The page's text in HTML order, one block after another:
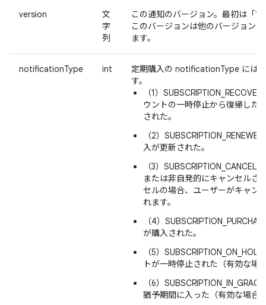
version
文
字
列
この通知のバージョン。最初は「
このバージョンは他のバージョン
ます。
notificationType int
定期購入の notificationType には
す。
（1）
ウントの一時停止から復帰した
された。
（2）
入が更新された。
（3）
または非自発的にキャンセルさ
セルの場合、ユーザーがキャン
れます。
（4）
が購入された。
（5）
トが一時停止された（有効な場
（6）
猶予期間に入った（有効な場合